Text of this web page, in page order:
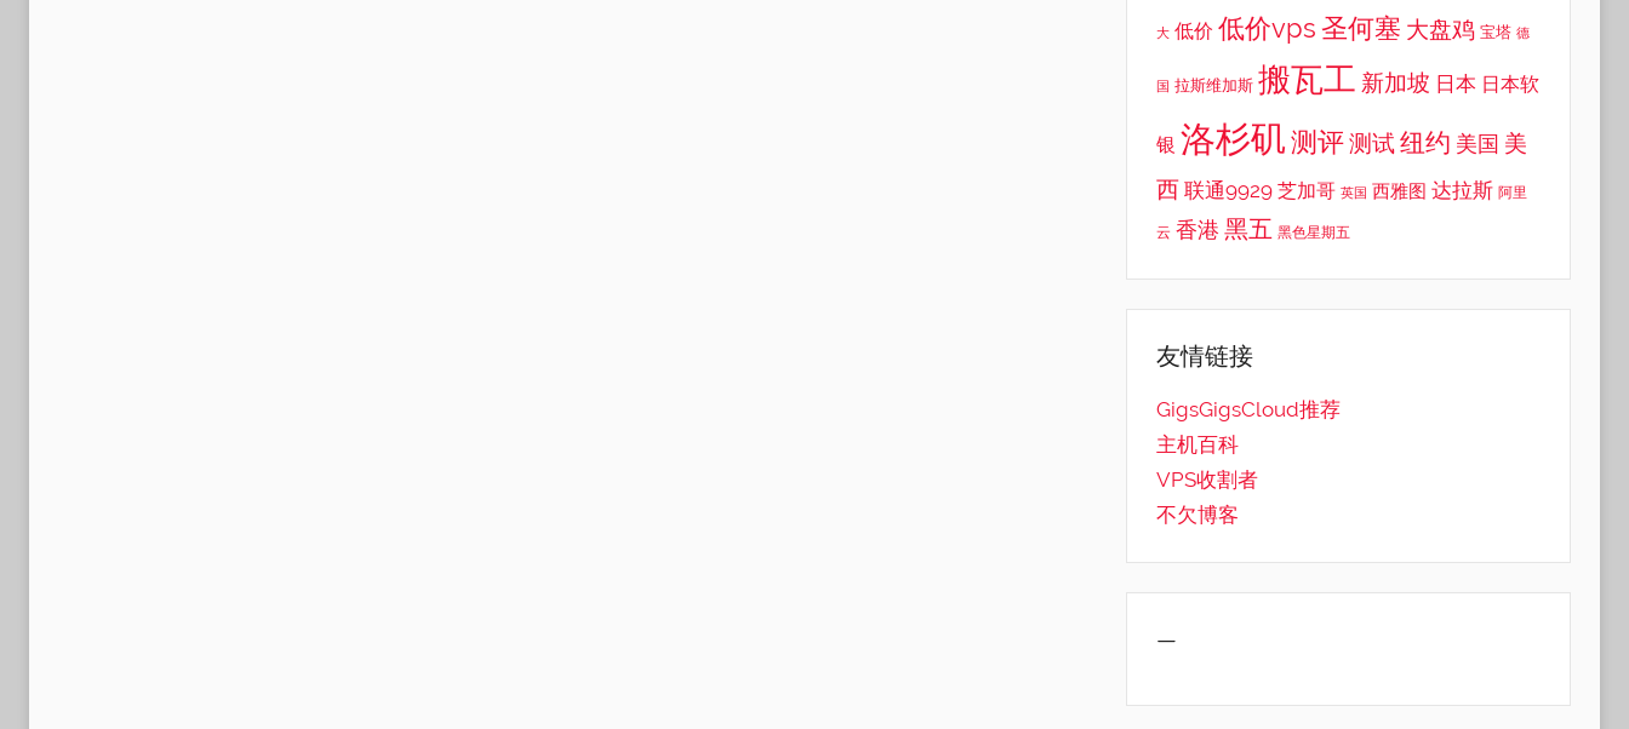
大 低价 低价vps 圣何塞 大盘鸡 宝塔 德
国 拉斯维加斯 搬瓦工 新加坡 日本 日本软
银 洛杉矶 测评测试纽约 美国 美
西 联通9929 芝加哥 英国 西雅图 达拉斯 阿里
云 香港 黑五 黑色星期五
友情链接
GigsGigsCloud推荐
主机百科
VPS收割者
不欠博客
—